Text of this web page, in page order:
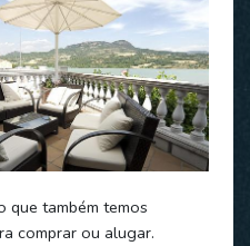
que também temos
comprar ou alugar.